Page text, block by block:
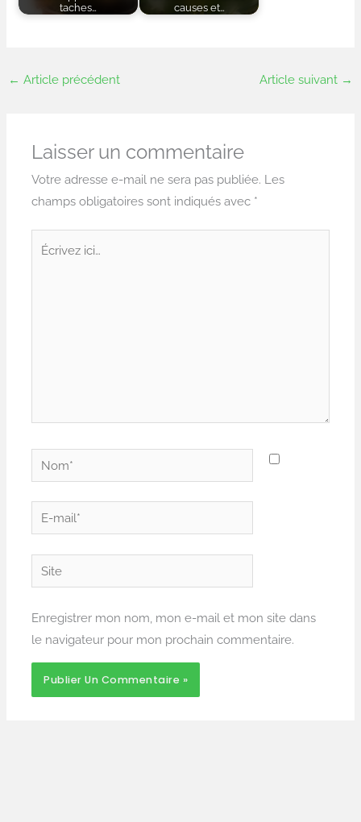
taches…
causes et…
← Article précédent Article suivant →
Laisser un commentaire
Votre adresse e-mail ne sera pas publiée. Les
champs obligatoires sont indiqués avec *
Nom*
E-
mail*
Site
Enregistrer mon nom, mon e-mail et mon site dans
le navigateur pour mon prochain commentaire.